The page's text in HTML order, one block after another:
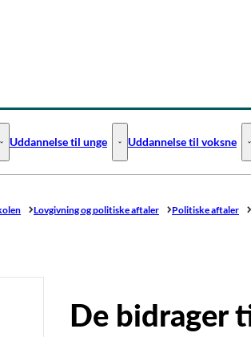
Grundskole - Flere links
Uddannelse til unge Uddannelse til unge - Flere
Uddannelse til voksne
Lovgivning og politiske aftaler Politiske aftaler
De bidrager